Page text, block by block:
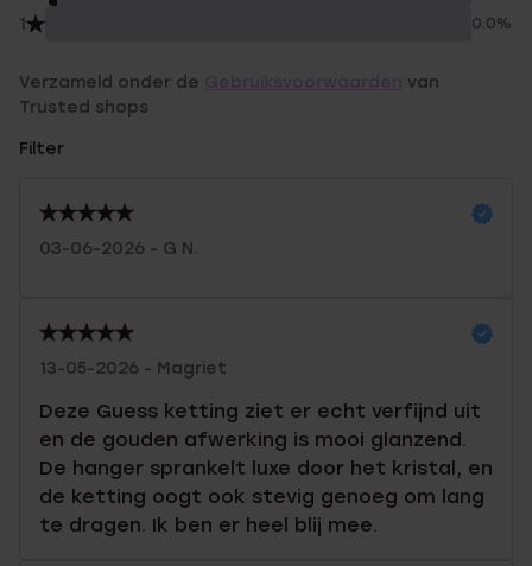
1 0.0%
Verzameld onder de
van
Trusted shops
Filter
03-06-2026 - G N.
13-05-2026 - Magriet
Deze Guess ketting ziet er echt verfijnd uit
en de gouden afwerking is mooi glanzend.
De hanger sprankelt luxe door het kristal, en
de ketting oogt ook stevig genoeg om lang
te dragen. Ik ben er heel blij mee.